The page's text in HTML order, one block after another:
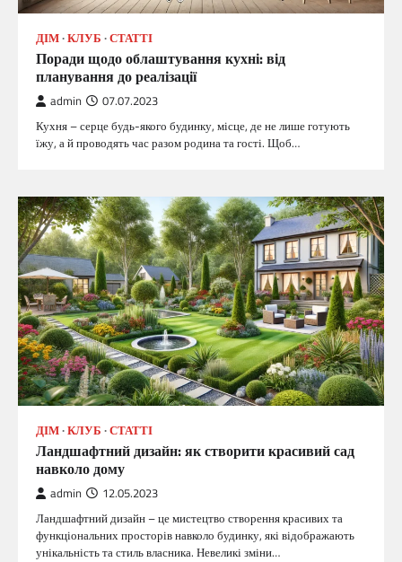
ДІМ КЛУБ СТАТТІ
Поради щодо облаштування кухні: від
планування до реалізації
admin 07.07.2023
Кухня – серце будь-якого будинку, місце, де не лише готують
їжу, а й проводять час разом родина та гості. Щоб…
ДІМ КЛУБ СТАТТІ
Ландшафтний дизайн: як створити красивий сад
навколо дому
admin 12.05.2023
Ландшафтний дизайн – це мистецтво створення красивих та
функціональних просторів навколо будинку, які відображають
унікальність та стиль власника. Невеликі зміни…